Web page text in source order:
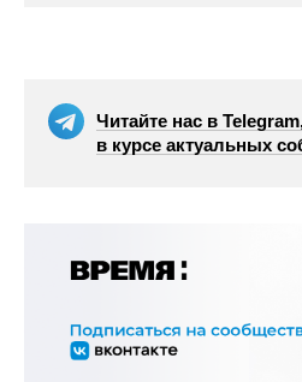
Читайте нас в
в курсе актуальных